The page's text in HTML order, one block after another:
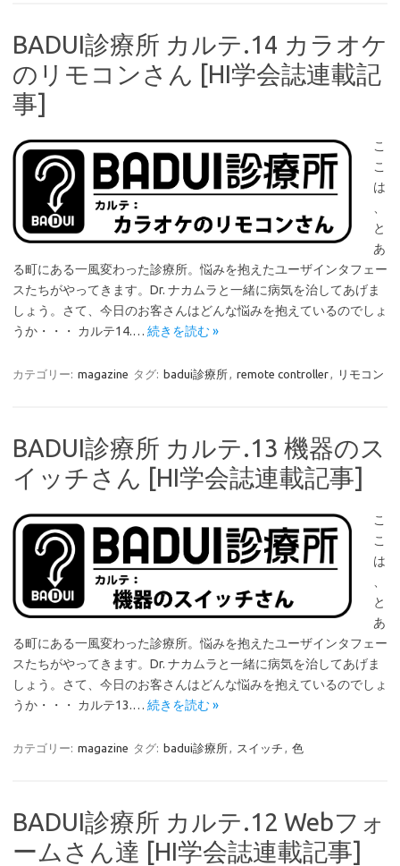
BADUI診療所 カルテ.14 カラオケ
のリモコンさん [HI学会誌連載記
事]
こ
こ
は
と
あ
る町にある一風変わった診療所。悩みを抱えたユーザインタフェー
スたちがやってきます。Dr. ナカムラと一緒に病気を治してあげま
しょう。さて、今日のお客さんはどんな悩みを抱えているのでしょ
うか・・・ カルテ14.… 続きを読む »
カテゴリー: magazine タグ: badui診療所, remote controller, リモコン
BADUI診療所 カルテ.13 機器のス
イッチさん [HI学会誌連載記事]
こ
こ
は
と
あ
る町にある一風変わった診療所。悩みを抱えたユーザインタフェー
スたちがやってきます。Dr. ナカムラと一緒に病気を治してあげま
しょう。さて、今日のお客さんはどんな悩みを抱えているのでしょ
うか・・・ カルテ13.… 続きを読む »
カテゴリー: magazine タグ: badui診療所, スイッチ , 色
BADUI診療所 カルテ.12 Webフォ
ームさん達 [HI学会誌連載記事]